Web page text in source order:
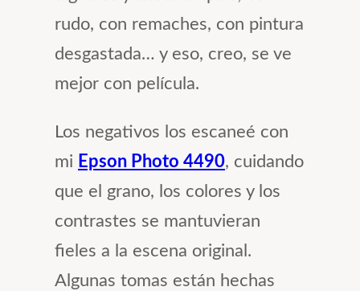
rudo, con remaches, con pintura
desgastada… y eso, creo, se ve
mejor con película.
Los negativos los escaneé con
mi Epson Photo 4490, cuidando
que el grano, los colores y los
contrastes se mantuvieran
fieles a la escena original.
Algunas tomas están hechas